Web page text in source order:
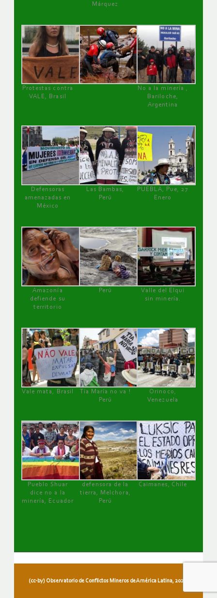
Márquez
Protestas contra
VALE, Brasil
No a la minería ,
Bariloche,
Argentina
Defensoras
amenazadas en
México
Las Bambas,
Perú
PUEBLA, Pue, 27
Enero
Amazonía
defiende su
territorio
Perú
Valle del Elqui
sin minería.
Vale mata, Brasil
Tía María no va !
Perú
Orinoco,
Venezuela
Pueblo Shuar
dice no a la
minería, Ecuador
defensora de la
tierra, Melchora,
Perú
Caimanes, Chile
(cc-by) Observatorio de Conflictos Mineros de América Latina, 2026